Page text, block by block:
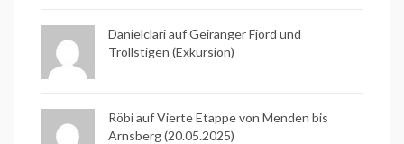
Danielclari aufGeiranger Fjord und
Trollstigen (Exkursion)
Röbi aufVierte Etappe von Menden bis
Arnsberg (20.05.2025)